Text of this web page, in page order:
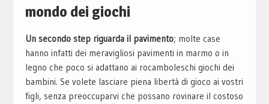
mondo dei giochi
Un secondo step riguarda il pavimento; molte case
hanno infatti dei meravigliosi pavimenti in marmo o in
legno che poco si adattano ai rocamboleschi giochi dei
bambini. Se volete lasciare piena libertà di gioco ai vostri
figli, senza preoccuparvi che possano rovinare il costoso